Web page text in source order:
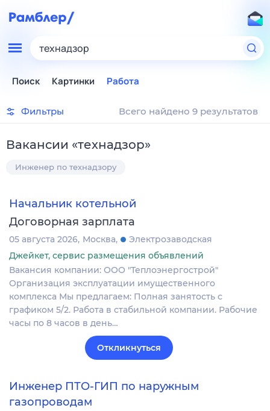
технадзор
Поиск Картинки Работа
Фильтры Всего найдено 9 результатов
Вакансии «технадзор»
Инженер по технадзору
Начальник котельной
Договорная зарплата
05 августа 2026 Москва
Электрозаводская
Джейкет, сервис размещения объявлений
Вакансия компании: ООО "Теплоэнергострой"
Организация эксплуатации имущественного
комплекса Мы предлагаем: Полная занятость с
графиком 5/2. Работа в стабильной компании. Рабочие
часы по 8 часов в день…
Откликнуться
Инженер ПТО-ГИП по наружным
газопроводам